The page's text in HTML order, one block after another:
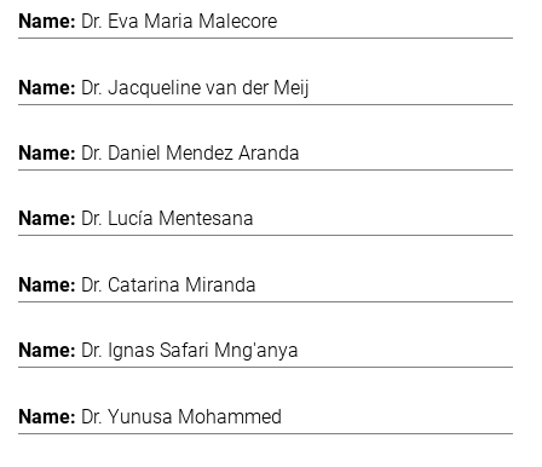
Dr. Eva Maria Malecore
Dr. Jacqueline van der Meij
Dr. Daniel Mendez Aranda
Dr. Lucía Mentesana
Dr. Catarina Miranda
Dr. Ignas Safari Mng'anya
Dr. Yunusa Mohammed